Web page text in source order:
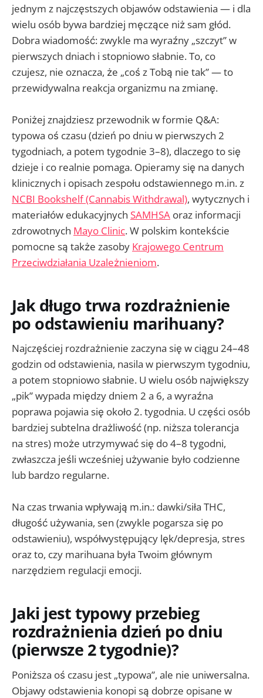
jednym z najczęstszych objawów odstawienia — i dla
wielu osób bywa bardziej męczące niż sam głód.
Dobra wiadomość: zwykle ma wyraźny „szczyt” w
pierwszych dniach i stopniowo słabnie. To, co
czujesz, nie oznacza, że „coś z Tobą nie tak” — to
przewidywalna reakcja organizmu na zmianę.
Poniżej znajdziesz przewodnik w formie Q&A:
typowa oś czasu (dzień po dniu w pierwszych 2
tygodniach, a potem tygodnie 3–8), dlaczego to się
dzieje i co realnie pomaga. Opieramy się na danych
klinicznych i opisach zespołu odstawiennego m.in. z
NCBI Bookshelf (Cannabis Withdrawal), wytycznych i
materiałów edukacyjnych SAMHSA oraz informacji
zdrowotnych Mayo Clinic. W polskim kontekście
pomocne są także zasoby Krajowego Centrum
Przeciwdziałania Uzależnieniom.
Jak długo trwa rozdrażnienie
po odstawieniu marihuany?
Najczęściej rozdrażnienie zaczyna się w ciągu 24–48
godzin od odstawienia, nasila w pierwszym tygodniu,
a potem stopniowo słabnie. U wielu osób największy
„pik” wypada między dniem 2 a 6, a wyraźna
poprawa pojawia się około 2. tygodnia. U części osób
bardziej subtelna drażliwość (np. niższa tolerancja
na stres) może utrzymywać się do 4–8 tygodni,
zwłaszcza jeśli wcześniej używanie było codzienne
lub bardzo regularne.
Na czas trwania wpływają m.in.: dawki/siła THC,
długość używania, sen (zwykle pogarsza się po
odstawieniu), współwystępujący lęk/depresja, stres
oraz to, czy marihuana była Twoim głównym
narzędziem regulacji emocji.
Jaki jest typowy przebieg
rozdrażnienia dzień po dniu
(pierwsze 2 tygodnie)?
Poniższa oś czasu jest „typowa”, ale nie uniwersalna.
Objawy odstawienia konopi są dobrze opisane w